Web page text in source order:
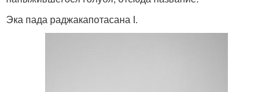
Эка пада раджакапотасана I.